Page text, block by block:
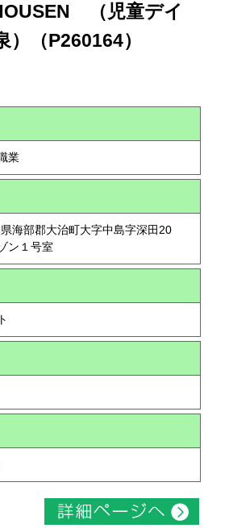
（児童デイ
）（P260164）
業
海部郡大治町大字中島字深田20
ン１号室